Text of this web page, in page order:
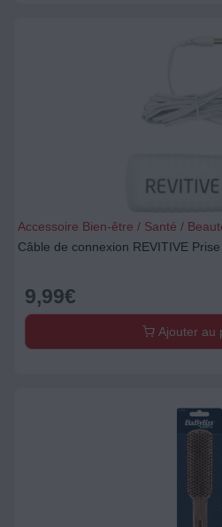
Accessoire Bien-être / Santé /
Câble de connexion REVITIVE
9,99€
Ajouter au